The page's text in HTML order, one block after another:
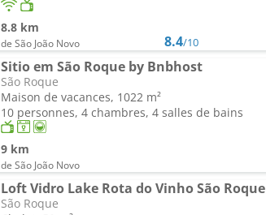
8.8 km
de São João Novo 8.4/10
Sitio em São Roque by Bnbhost
São Roque
Maison de vacances, 1022 m²
10 personnes, 4 chambres, 4 salles de bains
9 km
de São João Novo
Loft Vidro Lake Rota do Vinho São Roque
São Roque